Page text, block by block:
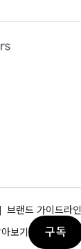
브랜드 가이드라인
보기
구독